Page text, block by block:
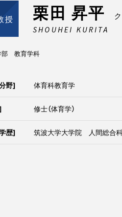
授 栗田 昇平
SHOUHEI KURITA
部 教育学科
野] 体育科教育学
修士（体育学）
歴] 筑波大学大学院 人間総合